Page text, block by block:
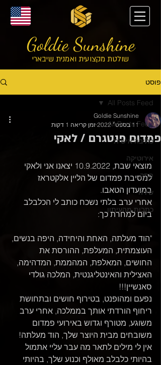
Goldie Sunshine
שולטת מקצועית ואמנית שיבארי
פוסט
All Posts Feed
כתיבה אישית
אירוטיקה
פתק
שירה
כתבות מהעיתון
All Posts Feed
פמדום פנטגרם / לאקי
Goldie Sunshine
11 בספט׳ 2022
זמן קריאה 1 דקות
מוצאי שבת, 10.9.2022 יצאנו אני ולאקי
למסיבת פמדום של הליין אלקטראז
במועדון הטאבו.
אחרי ערב בלתי נשכח כותב לי הכלבלב
ביום למחרת כך:
"הוד מעלתה, האחת והיחידה, היפה בנשים,
העוצמתית, המעלפת, ההורסת את
החושים, המאלפת, המהממת, המדהימה,
האצילית והאינטליגנטית, המלכה גולדי
סאנשיין!!!
נפעם ומהופנט, בטירוף חושים ובתחושת
ריחוף הורדתי אותך בממלכה, אחרי ערב
משוגע, מטורף וגדוש באירועי פמדום
משובחים מבית היוצר שלך, הוד מעלתה!
אין לי מילים לתאר מה עבר עליי אתמול
בהיותי כלבלב מאולף וכנוע שלך, בהיותי